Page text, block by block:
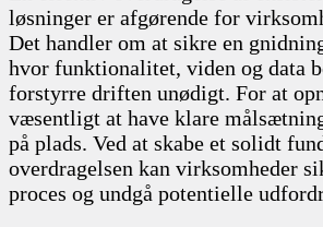
løsninger er afgørende for
Det handler om at sikre en
hvor funktionalitet, viden og data
forstyrre driften unødigt. For at
væsentligt at have klare
på plads. Ved at skabe et solidt
overdragelsen kan virksomheder
proces og undgå potentielle